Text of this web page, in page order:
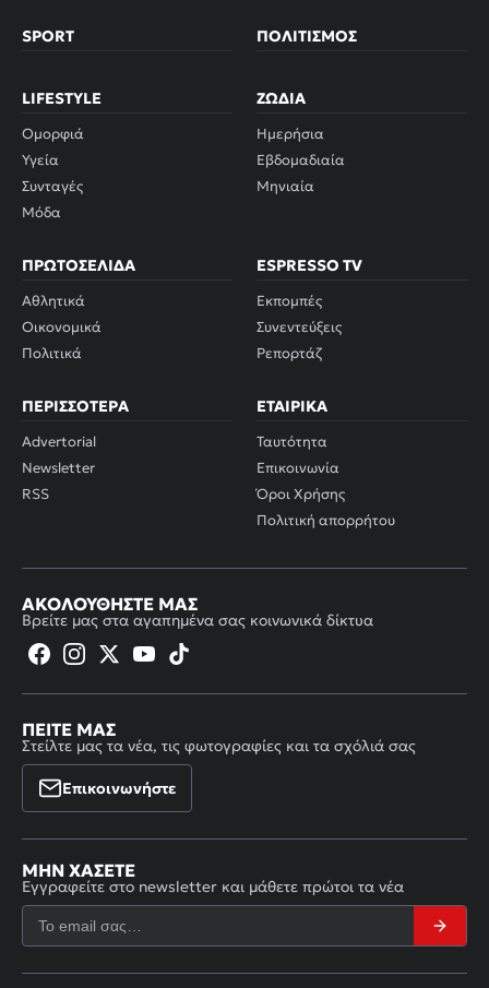
SPORT ΠΟΛΙΤΙΣΜΌΣ
LIFESTYLE
Ομορφιά
Υγεία
Συνταγές
Μόδα
ΖΏΔΙΑ
Ημερήσια
Εβδομαδιαία
Μηνιαία
ΠΡΩΤΟΣΈΛΙΔΑ
Αθλητικά
Οικονομικά
Πολιτικά
ESPRESSO TV
Εκπομπές
Συνεντεύξεις
Ρεπορτάζ
ΠΕΡΙΣΣΌΤΕΡΑ
Advertorial
Newsletter
RSS
ΕΤΑΙΡΙΚΆ
Ταυτότητα
Επικοινωνία
Όροι Χρήσης
Πολιτική απορρήτου
ΑΚΟΛΟΥΘΉΣΤΕ ΜΑΣ
Βρείτε μας στα αγαπημένα σας κοινωνικά δίκτυα
ΠΕΊΤΕ ΜΑΣ
Στείλτε μας τα νέα, τις φωτογραφίες και τα σχόλιά σας
Επικοινωνήστε
ΜΗΝ ΧΆΣΕΤΕ
Εγγραφείτε στο newsletter και μάθετε πρώτοι τα νέα